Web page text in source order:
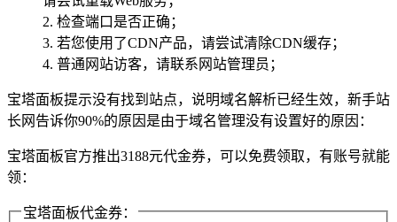
2. 检查端口是否正确；
3. 若您使用了CDN产品，请尝试清除CDN缓存；
4. 普通网站访客，请联系网站管理员；
宝塔面板提示没有找到站点，说明域名解析已经生效，新手站
长网告诉你90%的原因是由于域名管理没有设置好的原因：
宝塔面板官方推出3188元代金券，可以免费领取，有账号就能
领：
宝塔面板代金券：